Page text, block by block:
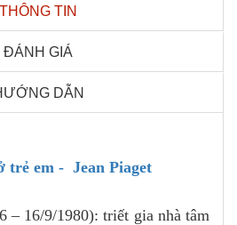
THÔNG TIN
ĐÁNH GIÁ
DẪN
trẻ em - Jean Piaget
– 16/9/1980): triết gia nhà tâm